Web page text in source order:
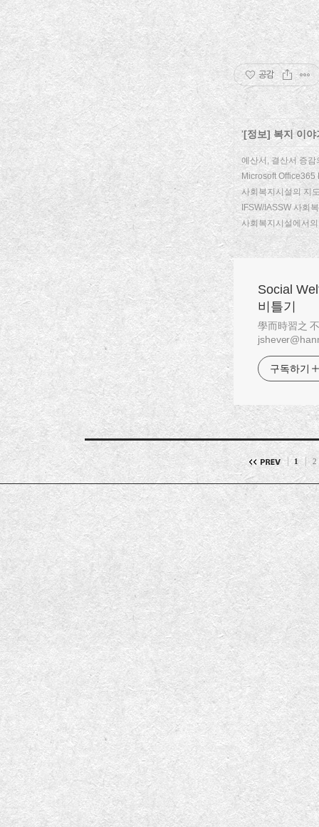
공감
' [정보] 복지 이야
예산서, 결산서 증감
Microsoft Office365
사회복지시설의 지
IFSW/IASSW 사회
사회복지시설에서
Social
비틀기
學而時習之
구독하기
1 2